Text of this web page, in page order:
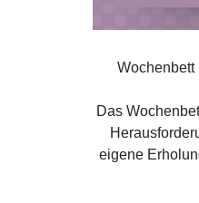
Wochenbett
Das
eigene